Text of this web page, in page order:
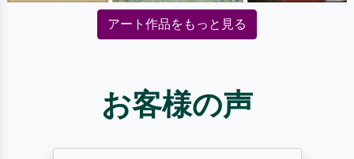
アート作品をもっと見る
お客様の声